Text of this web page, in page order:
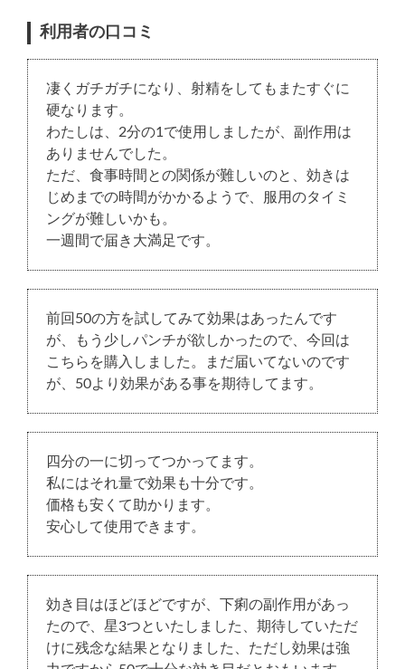
利用者の口コミ
凄くガチガチになり、射精をしてもまたすぐに
硬なります。
わたしは、2分の1で使用しましたが、副作用は
ありませんでした。
ただ、食事時間との関係が難しいのと、効きは
じめまでの時間がかかるようで、服用のタイミ
ングが難しいかも。
一週間で届き大満足です。
前回50の方を試してみて効果はあったんです
が、もう少しパンチが欲しかったので、今回は
こちらを購入しました。まだ届いてないのです
が、50より効果がある事を期待してます。
四分の一に切ってつかってます。
私にはそれ量で効果も十分です。
価格も安くて助かります。
安心して使用できます。
効き目はほどほどですが、下痢の副作用があっ
たので、星3つといたしました、期待していただ
けに残念な結果となりました、ただし効果は強